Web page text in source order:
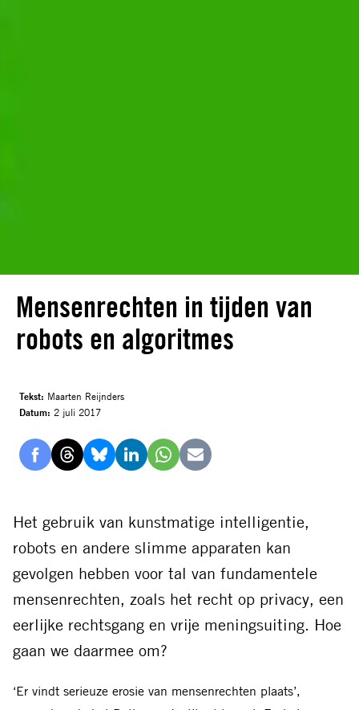
Tekst: Maarten Reijnders
Datum: 2 juli 2017
Delen
Facebook
Delen
Threads
Delen
Bluesky
Delen
LinkedIn
Delen
Whatsapp
Delen
E-
mail
Mensenrechten in tijden van
robots en algoritmes
Het gebruik van kunstmatige intelligentie‚
robots en andere slimme apparaten kan
gevolgen hebben voor tal van fundamentele
mensenrechten‚ zoals het recht op privacy‚ een
eerlijke rechtsgang en vrije meningsuiting. Hoe
gaan we daarmee om?
‘Er vindt serieuze erosie van mensenrechten plaats’‚